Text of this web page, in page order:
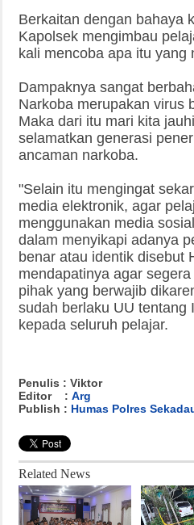
Berkaitan dengan bahaya
Kapolsek mengimbau
kali mencoba apa itu yang
Dampaknya sangat
Narkoba merupakan virus
Maka dari itu mari kita
selamatkan generasi
ancaman narkoba.
"Selain itu mengingat
media elektronik, agar
menggunakan media
dalam menyikapi adanya
benar atau identik disebut
mendapatinya agar
pihak yang berwajib
sudah berlaku UU tentang
kepada seluruh pelajar.
Penulis : Viktor
Editor : Arg
Publish : Humas Polres
Related News